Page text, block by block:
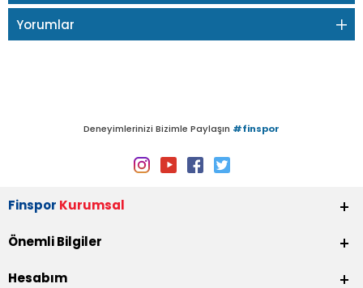
Yorumlar
Deneyimlerinizi Bizimle Paylaşın #finspor
Finspor Kurumsal
Önemli Bilgiler
Hesabım